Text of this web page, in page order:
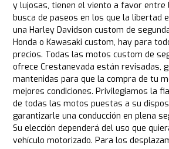
y lujosas, tienen el viento a favor entre
busca de paseos en los que la libertad
una Harley Davidson custom de
Honda o Kawasaki custom, hay para
precios. Todas las motos custom de
ofrece Crestanevada están revisadas,
mantenidas para que la compra de tu
mejores condiciones. Privilegiamos la
de todas las motos puestas a su
garantizarle una conducción en plena
Su elección dependerá del uso que
vehículo motorizado. Para los